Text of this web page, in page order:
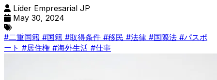
Líder Empresarial JP
May 30, 2024
#二重国籍 #国籍 #取得条件 #移民 #法律 #国際法 #パスポ
ート #居住権 #海外生活 #仕事